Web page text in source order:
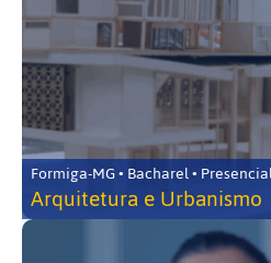
Formiga-MG • Bacharel •
Arquitetura e Urbanismo